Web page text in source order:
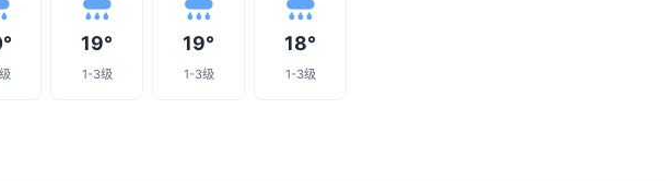
19°
1-3级
19°
1-3级
18°
1-3级